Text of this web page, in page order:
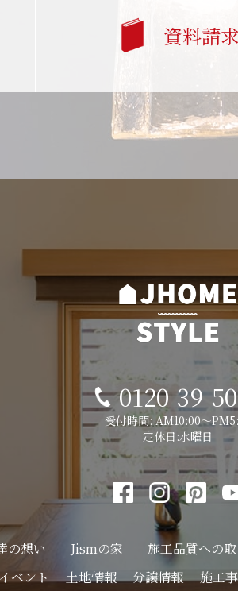
資料請求
0120-39-
受付時間: AM10:00～
定休日:水曜日
の想い Jismの家 施工品質への
ベント
土地情報 分譲情報 施工